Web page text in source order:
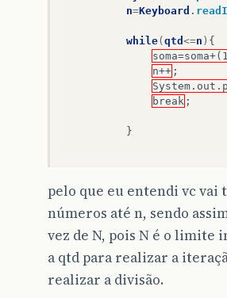
n=Keyboard .
while( qtd <=n ) {
n++ ;
break ;
}
pelo que eu entendi vc vai
números até n, sendo
vez de N, pois N é o limite
a qtd para realizar a
realizar a divisão.